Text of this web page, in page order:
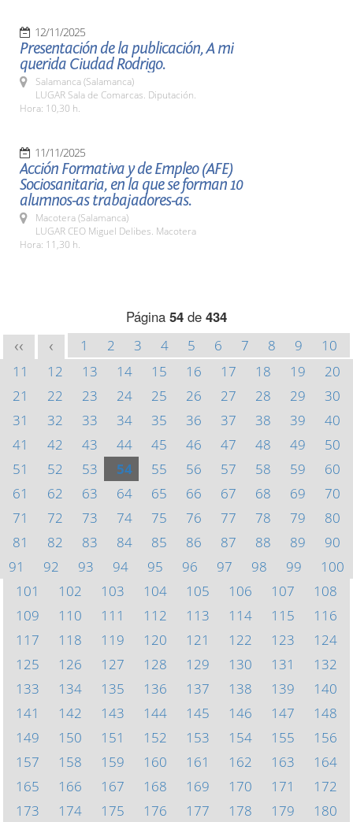
12/11/2025
Presentación de la publicación, A mi
querida Ciudad Rodrigo.
Salamanca (Salamanca)
LUGAR Sala de Comarcas. Diputación.
Hora: 10,30 h.
11/11/2025
Acción Formativa y de Empleo (AFE)
Sociosanitaria, en la que se forman 10
alumnos-as trabajadores-as.
Macotera (Salamanca)
LUGAR CEO Miguel Delibes. Macotera
Hora: 11,30 h.
Página 54 de 434
<< < 1 2 3 4 5 6 7 8 9
10
11
12 13 14 15 16 17 18 19
20
21
22 23 24 25 26 27 28 29
30
31
32 33 34 35 36 37 38 39
40
41
42 43 44 45 46 47 48 49
50
51
52 53 54 55 56 57 58 59
60
61
62 63 64 65 66 67 68 69
70
71
72 73 74 75 76 77 78 79
80
81
82 83 84 85 86 87 88 89
90
91
92 93 94 95 96 97 98 99
100
101
102 103 104 105 106 107
108
109
110 111 112 113 114 115
116
117
118 119 120 121 122 123
124
125
126 127 128 129 130 131
132
133
134 135 136 137 138 139
140
141
142 143 144 145 146 147
148
149
150 151 152 153 154 155
156
157
158 159 160 161 162 163
164
165
166 167 168 169 170 171
172
173
174 175 176 177 178 179
180